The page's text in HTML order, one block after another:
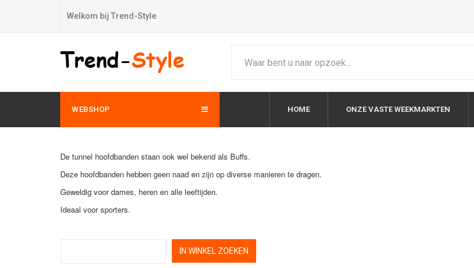
Welkom bij Trend-Style
WEBSHOP HOME ONZE VASTE WEEKMARKTEN
De tunnel hoofdbanden staan ook wel bekend als Buffs.
Deze hoofdbanden hebben geen naad en zijn op diverse manieren te dragen.
Geweldig voor dames, heren en alle leeftijden.
Ideaal voor sporters.